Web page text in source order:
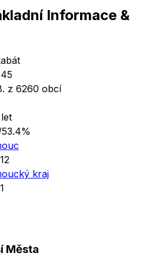
Informace &
z 6260 obcí
kraj
Města